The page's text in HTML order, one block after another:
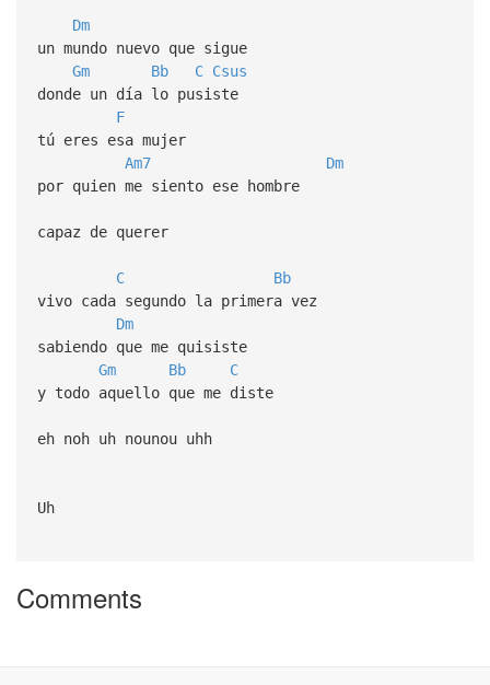
Dm
un mundo nuevo que sigue
Gm
Bb C Csus
donde un día lo pusiste
F
tú eres esa mujer
Am7
Dm
por quien me siento ese hombre
capaz de querer
C
Bb
vivo cada segundo la primera vez
Dm
sabiendo que me quisiste
Gm
Bb
C
y todo aquello que me diste
eh noh uh nounou uhh
Uh
Comments